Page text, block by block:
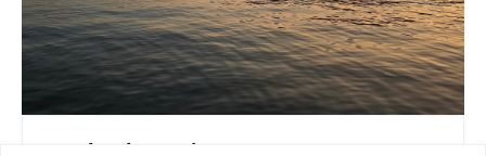
Garda Aktywnie